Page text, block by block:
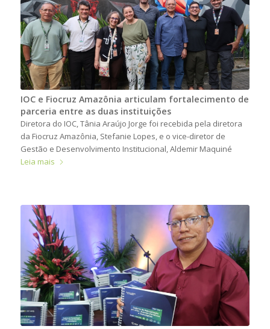
IOC e Fiocruz Amazônia articulam fortalecimento de
parceria entre as duas instituições
Diretora do IOC, Tânia Araújo Jorge foi recebida pela diretora
da Fiocruz Amazônia, Stefanie Lopes, e o vice-diretor de
Gestão e Desenvolvimento Institucional, Aldemir Maquiné
Leia mais